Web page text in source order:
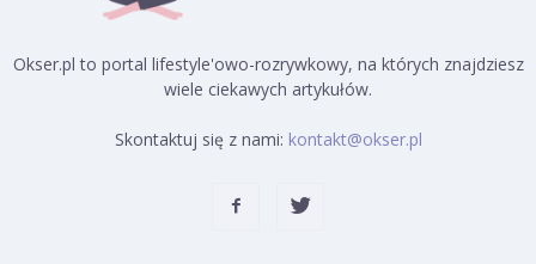
Okser.pl to portal lifestyle'owo-rozrywkowy, na których znajdziesz
wiele ciekawych artykułów.
Skontaktuj się z nami: kontakt@okser.pl